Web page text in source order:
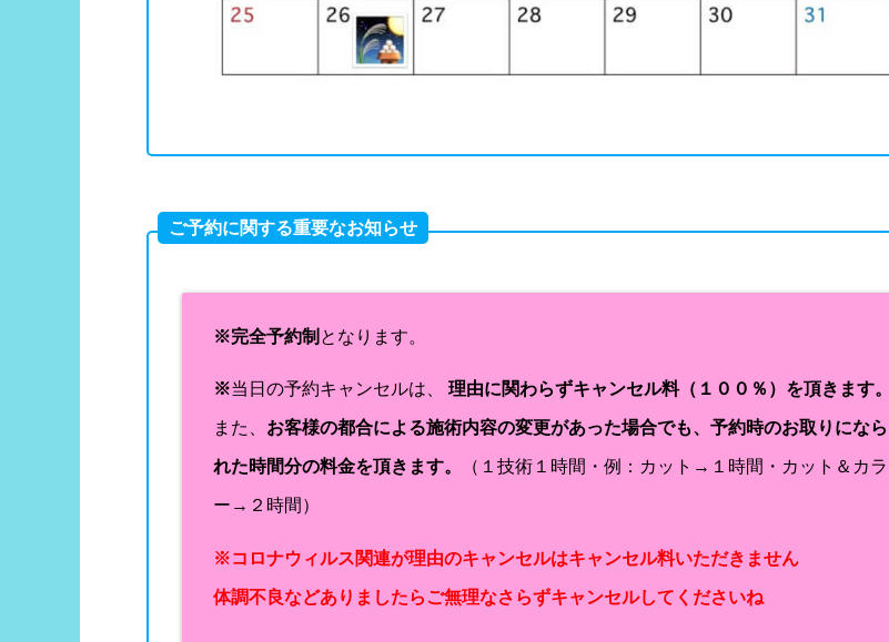
ご予約に関する重要なお知らせ
※完全予約制 となります。
※当日の予約キャンセルは、理由に関わらずキャンセル料（１００％）を頂きます。
また、 お客様の都合による施術内容の変更があった場合でも、予約時のお取りになら
れた時間分の料金を頂きます。 （１技術１時間・例：カット→１時間・カット＆カラ
ー→２時間）
※コロナウィルス関連が理由のキャンセルはキャンセル料いただきません
体調不良などありましたらご無理なさらずキャンセルしてくださいね